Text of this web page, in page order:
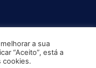
a sua
“Aceito”, está a
cookies.